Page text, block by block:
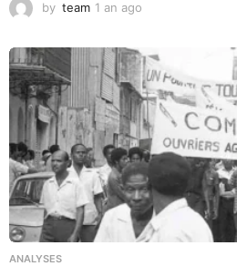
by team 1 an ago
a
g
o
ANALYSES